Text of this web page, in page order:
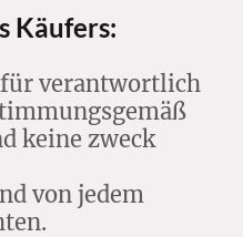
Käufers:
verantwortlich
keine zweck
von jedem